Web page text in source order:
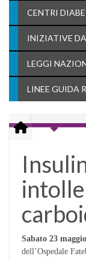
CENTRI
INIZIATIVE
LEGGI
LINEE GUIDA
Sabato 23 maggio
dell’Ospedale